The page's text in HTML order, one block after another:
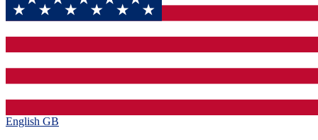
English GB‎